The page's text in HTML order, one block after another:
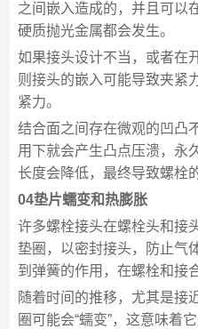
之间嵌入造成的，并且可以
硬质抛光金属都会发生。
如果接头设计不当，或者在
则接头的嵌入可能导致夹紧
紧力。
结合面之间存在微观的凹凸
用下就会产生凸点压溃，永
长度会降低，最终导致螺栓
04垫片蠕变和热膨胀
许多螺栓接头在螺栓头和接
垫圈，以密封接头，防止气
到弹簧的作用，在螺栓和接
随着时间的推移，尤其是接
圈可能会“蠕变”，这意味着